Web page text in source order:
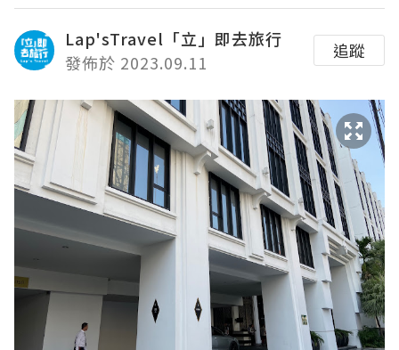
Lap'sTravel「立」即去旅行
發佈於 2023.09.11
追蹤